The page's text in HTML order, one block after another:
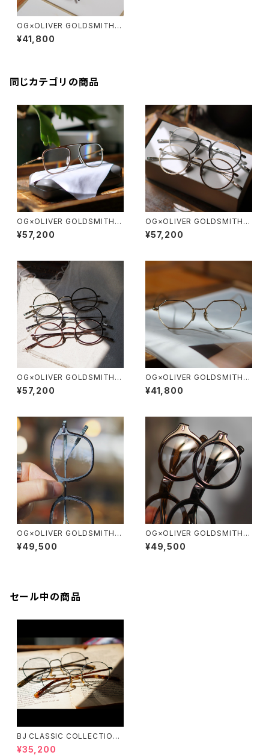
OG×OLIVER GOLDSMITH /
オージーバイオリバーゴールド
スミス ARCHITECT Ⅱ ボスト
¥41,800
同じカテゴリの商品
OG×OLIVER GOLDSMITH /
オージーバイオリバーゴールド
スミス OLIVER Ⅲ -T 2026ss
¥57,200
OG×OLIVER GOLDSMITH /
オージーバイオリバーゴールド
スミス OLIVER Ⅱ -T 2026ss
¥57,200
OG×OLIVER GOLDSMITH /
オージーバイオリバーゴールド
スミス OLIVER Ⅰ -T 2026ss
¥57,200
OG×OLIVER GOLDSMITH /
オージーバイオリバーゴールド
スミス LYS X 10周年記念
¥41,800
OG×OLIVER GOLDSMITH /
オージーバイオリバーゴールド
スミス EATON
¥49,500
OG×OLIVER GOLDSMITH /
オージーバイオリバーゴールド
スミス SHEY
¥49,500
セール中の商品
BJ CLASSIC COLLECTION
¥35,200